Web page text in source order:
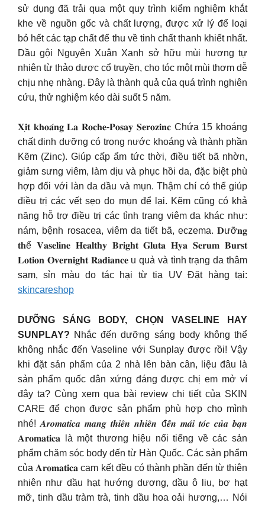
sử dụng đã trải qua một quy trình kiểm nghiệm khắt
khe về nguồn gốc và chất lượng, được xử lý để loại
bỏ hết các tạp chất để thu về tinh chất thanh khiết nhất.
Dầu gội Nguyên Xuân Xanh sở hữu mùi hương tự
nhiên từ thảo dược cổ truyền, cho tóc một mùi thơm dễ
chịu nhẹ nhàng. Đây là thành quả của quá trình nghiên
cứu, thử nghiệm kéo dài suốt 5 năm.
𝐗𝐢̣𝐭 𝐤𝐡𝐨𝐚́𝐧𝐠 𝐋𝐚 𝐑𝐨𝐜𝐡𝐞-𝐏𝐨𝐬𝐚𝐲 𝐒𝐞𝐫𝐨𝐳𝐢𝐧𝐜 Chứa 15 khoáng
chất dinh dưỡng có trong nước khoáng và thành phần
Kẽm (Zinc). Giúp cấp ẩm tức thời, điều tiết bã nhờn,
giảm sưng viêm, làm dịu và phục hồi da, đặc biệt phù
hợp đối với làn da dầu và mụn. Thậm chí có thể giúp
điều trị các vết sẹo do mụn để lại. Kẽm cũng có khả
năng hỗ trợ điều trị các tình trạng viêm da khác như:
nám, bệnh rosacea, viêm da tiết bã, eczema. 𝐃ưỡ𝐧𝐠
𝐭𝐡ể 𝐕𝐚𝐬𝐞𝐥𝐢𝐧𝐞 𝐇𝐞𝐚𝐥𝐭𝐡𝐲 𝐁𝐫𝐢𝐠𝐡𝐭 𝐆𝐥𝐮𝐭𝐚 𝐇𝐲𝐚 𝐒𝐞𝐫𝐮𝐦 𝐁𝐮𝐫𝐬𝐭
𝐋𝐨𝐭𝐢𝐨𝐧 𝐎𝐯𝐞𝐫𝐧𝐢𝐠𝐡𝐭 𝐑𝐚𝐝𝐢𝐚𝐧𝐜𝐞 u quả và tình trạng da thâm
sạm, sỉn màu do tác hại từ tia UV Đặt hàng tại:
skincareshop
DƯỠNG SÁNG BODY, CHỌN VASELINE HAY
SUNPLAY? Nhắc đến dưỡng sáng body không thể
không nhắc đến Vaseline với Sunplay được rồi! Vậy
khi đặt sản phẩm của 2 nhà lên bàn cân, liệu đâu là
sản phẩm quốc dân xứng đáng được chị em mở ví
đây ta? Cùng xem qua bài review chi tiết của SKIN
CARE để chọn được sản phẩm phù hợp cho mình
nhé! 𝑨𝒓𝒐𝒎𝒂𝒕𝒊𝒄𝒂 𝒎𝒂𝒏𝒈 𝒕𝒉𝒊𝒆̂𝒏 𝒏𝒉𝒊𝒆̂𝒏 đ𝒆̂́𝒏 𝒎𝒂́𝒊 𝒕𝒐́𝒄 𝒄𝒖̉𝒂 𝒃𝒂̣𝒏
𝐀𝐫𝐨𝐦𝐚𝐭𝐢𝐜𝐚 là một thương hiệu nổi tiếng về các sản
phẩm chăm sóc body đến từ Hàn Quốc. Các sản phẩm
của 𝐀𝐫𝐨𝐦𝐚𝐭𝐢𝐜𝐚 cam kết đều có thành phần đến từ thiên
nhiên như dầu hạt hướng dương, dầu ô liu, bơ hạt
mỡ, tinh dầu tràm trà, tinh dầu hoa oải hương,… Nói